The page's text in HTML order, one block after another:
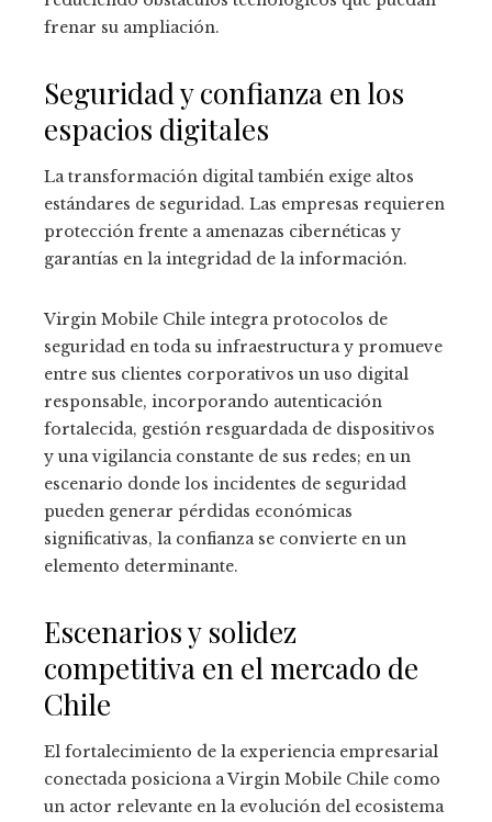
frenar su ampliación.
Seguridad y confianza en los
espacios digitales
La transformación digital también exige altos
estándares de seguridad. Las empresas requieren
protección frente a amenazas cibernéticas y
garantías en la integridad de la información.
Virgin Mobile Chile integra protocolos de
seguridad en toda su infraestructura y promueve
entre sus clientes corporativos un uso digital
responsable, incorporando autenticación
fortalecida, gestión resguardada de dispositivos
y una vigilancia constante de sus redes; en un
escenario donde los incidentes de seguridad
pueden generar pérdidas económicas
significativas, la confianza se convierte en un
elemento determinante.
Escenarios y solidez
competitiva en el mercado de
Chile
El fortalecimiento de la experiencia empresarial
conectada posiciona a Virgin Mobile Chile como
un actor relevante en la evolución del ecosistema